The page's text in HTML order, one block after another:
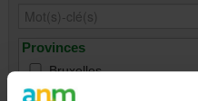
Provinces
Bruxelles
Brabant wallon